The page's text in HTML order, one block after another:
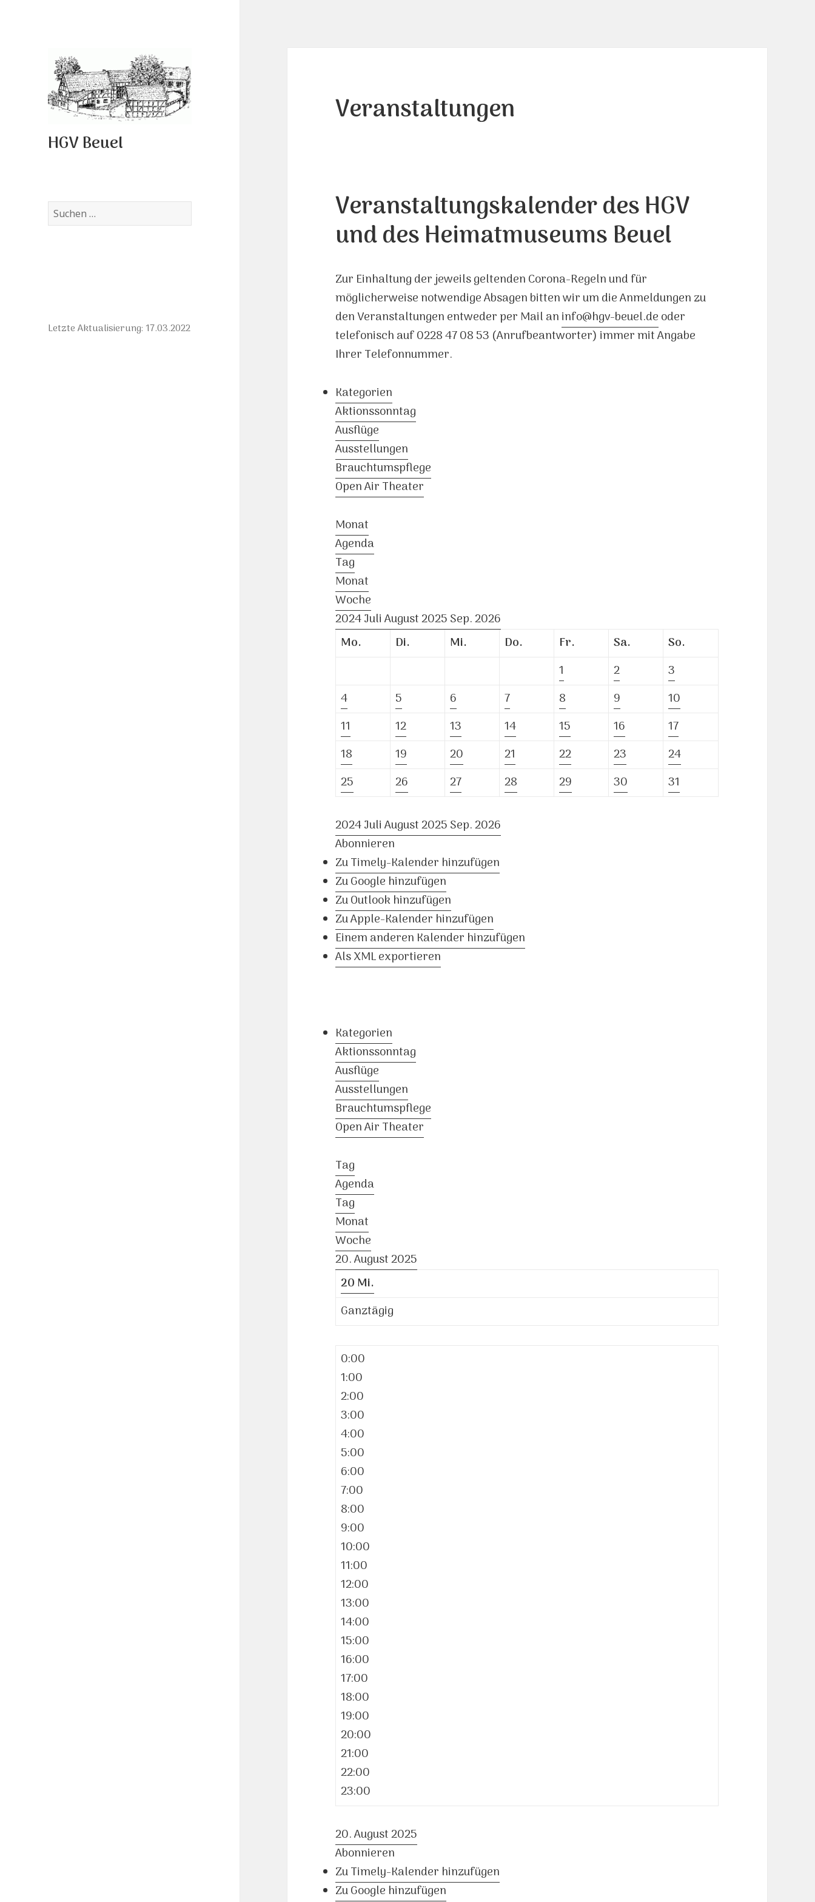
HGV Beuel
Suchen
nach:
Letzte Aktualisierung: 17.03.2022
Veranstaltungen
Veranstaltungskalender des HGV
und des Heimatmuseums Beuel
Zur Einhaltung der jeweils geltenden Corona-Regeln und für
möglicherweise notwendige Absagen bitten wir um die Anmeldungen zu
den Veranstaltungen entweder per Mail aninfo@hgv-beuel.deoder
telefonisch auf 0228 47 08 53 (Anrufbeantworter) immer mit Angabe
Ihrer Telefonnummer.
Kategorien
Aktionssonntag
Ausflüge
Ausstellungen
Brauchtumspflege
Open Air Theater
Monat
Agenda
Tag
Monat
Woche
2024JuliAugust 2025Sep.2026
Mo.
Di. Mi. Do. Fr. Sa.
So.
1
2
3
4
5 6 7 8 9
10
11
12 13 14 15 16
17
18
19 20 21 22 23
24
25
26 27 28 29 30 31
2024JuliAugust 2025Sep.2026
Abonnieren
Zu Timely-Kalender hinzufügen
Zu Google hinzufügen
Zu Outlook hinzufügen
Zu Apple-Kalender hinzufügen
Einem anderen Kalender hinzufügen
Als XML exportieren
Kategorien
Aktionssonntag
Ausflüge
Ausstellungen
Brauchtumspflege
Open Air Theater
Tag
Agenda
Tag
Monat
Woche
20. August 2025
20Mi.
Ganztägig
0:00
1:00
2:00
3:00
4:00
5:00
6:00
7:00
8:00
9:00
10:00
11:00
12:00
13:00
14:00
15:00
16:00
17:00
18:00
19:00
20:00
21:00
22:00
23:00
20. August 2025
Abonnieren
Zu Timely-Kalender hinzufügen
Zu Google hinzufügen